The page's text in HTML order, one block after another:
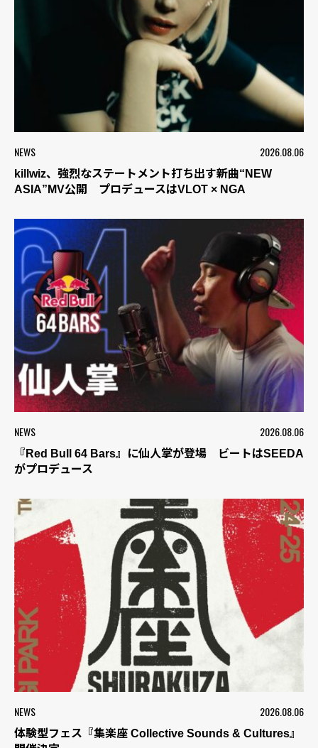
NEWS 2026.08.06
killwiz、強烈なステートメント打ち出す新曲“NEW
ASIA”MV公開 プロデュースはVLOT × NGA
NEWS 2026.08.06
『Red Bull 64 Bars』に仙人掌が登場 ビートはSEEDA
がプロデュース
NEWS 2026.08.06
体験型フェス『集楽座 Collective Sounds & Cultures』